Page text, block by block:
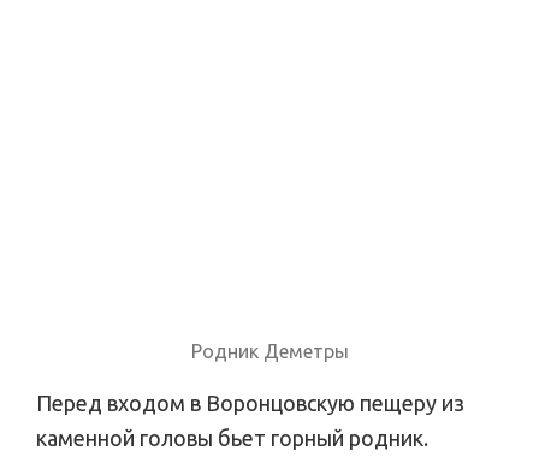
Родник Деметры
Перед входом в Воронцовскую пещеру из
каменной головы бьет горный родник.